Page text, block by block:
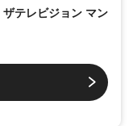
ザテレビジョン マン